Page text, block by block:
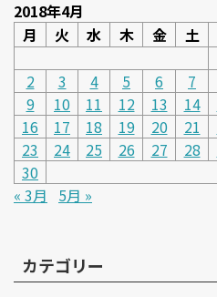
2018年4月
月
火 水 木 金 土
2
3 4 5 6 7
9
10 11 12 13 14
16
17 18 19 20 21
23
24 25 26 27 28
30
« 3月
5月 »
カテゴリー